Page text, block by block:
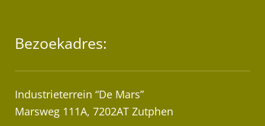
Bezoekadres:
Industrieterrein “De Mars”
Marsweg 111A, 7202AT Zutphen